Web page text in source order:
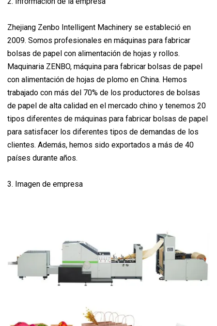
Zhejiang Zenbo Intelligent Machinery se estableció en
2009. Somos profesionales en máquinas para fabricar
bolsas de papel con alimentación de hojas y rollos.
Maquinaria ZENBO, máquina para fabricar bolsas de papel
con alimentación de hojas de plomo en China. Hemos
trabajado con más del 70% de los productores de bolsas
de papel de alta calidad en el mercado chino y tenemos 20
tipos diferentes de máquinas para fabricar bolsas de papel
para satisfacer los diferentes tipos de demandas de los
clientes. Además, hemos sido exportados a más de 40
países durante años.
3. Imagen de empresa